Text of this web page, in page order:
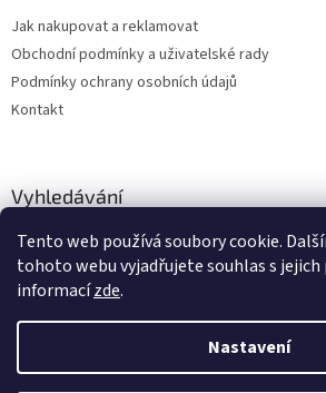
Tento web používá soubory cookie.
tohoto webu vyjadřujete souhlas s jejich
informacízde.
Nastavení
Jak nakupovat a reklamovat
Obchodní podmínky a uživatelské rady
Podmínky ochrany osobních údajů
Kontakt
Vyhledávání
HLEDAT
Vytvořil Shoptet